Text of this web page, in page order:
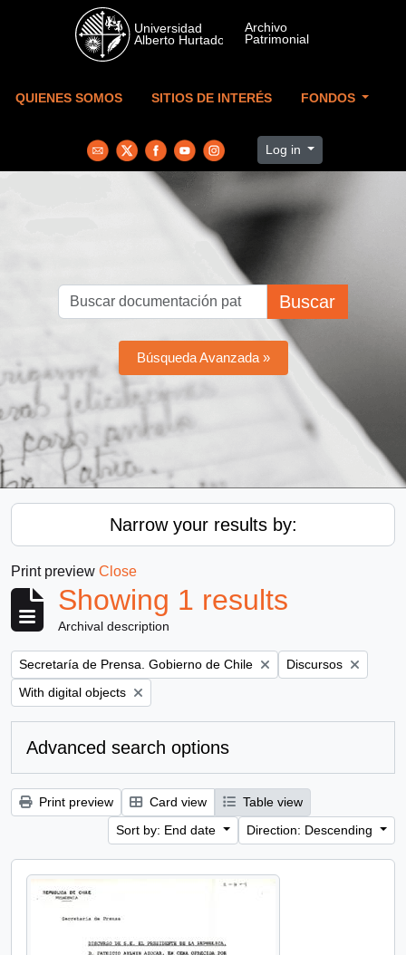
Skip to main content
QUIENES SOMOS SITIOS DE INTERÉS FONDOS
Log in
Buscar
Búsqueda Avanzada »
Narrow your results by:
Print preview Close
Showing 1 results
Archival description
Remove filter:
Secretaría de Prensa. Gobierno de Chile Remove filter:
Discursos
Remove filter:
With digital objects
Advanced search options
Print preview Card view
Table view
Sort by: End date
Direction: Descending